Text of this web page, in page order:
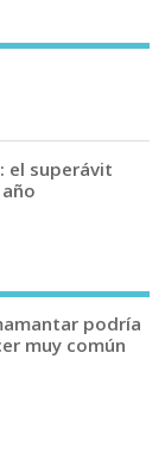
el superávit
podría
muy común